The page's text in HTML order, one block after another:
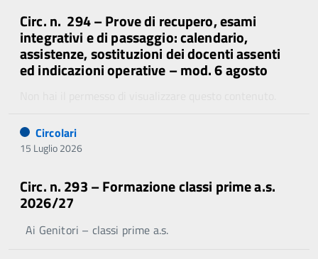
Circ. n. 294 – Prove di recupero, esami
integrativi e di passaggio: calendario,
assistenze, sostituzioni dei docenti assenti
ed indicazioni operative – mod. 6 agosto
Circolari
15 Luglio 2026
Circ. n. 293 – Formazione classi prime a.s.
2026/27
Ai Genitori – classi prime a.s.